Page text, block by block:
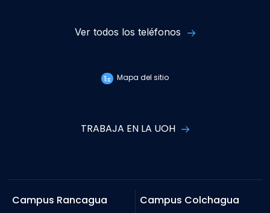
Ver todos los teléfonos
Mapa del sitio
TRABAJA EN LA UOH
Campus Rancagua
Campus Colchagua